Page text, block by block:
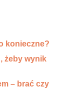
konieczne?
żeby wynik
– brać czy